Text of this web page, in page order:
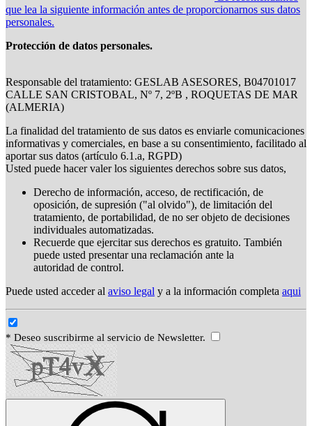
que lea la siguiente información antes de proporcionarnos sus datos
personales.
Protección de datos personales.
Responsable del tratamiento: GESLAB ASESORES, B04701017
CALLE SAN CRISTOBAL, Nº 7, 2ºB , ROQUETAS DE MAR
(ALMERIA)
La finalidad del tratamiento de sus datos es enviarle comunicaciones
informativas y comerciales, en base a su consentimiento, facilitado al
aportar sus datos (artículo 6.1.a, RGPD)
Usted puede hacer valer los siguientes derechos sobre sus datos,
Derecho de información, acceso, de rectificación, de
oposición, de supresión ("al olvido"), de limitación del
tratamiento, de portabilidad, de no ser objeto de decisiones
individuales automatizadas.
Recuerde que ejercitar sus derechos es gratuito. También
puede usted presentar una reclamación ante la
autoridad de control.
Puede usted acceder al aviso legal y a la información completa aqui
* Deseo suscribirme al servicio de Newsletter.